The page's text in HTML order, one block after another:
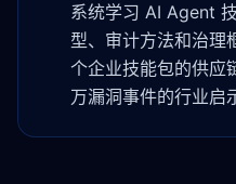
系统学习 AI Agent
型、审计方法和治
个企业技能包的供应
万漏洞事件的行业启